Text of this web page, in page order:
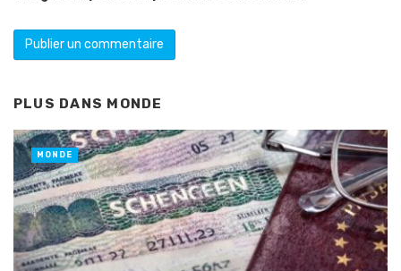
PLUS DANS MONDE
MONDE